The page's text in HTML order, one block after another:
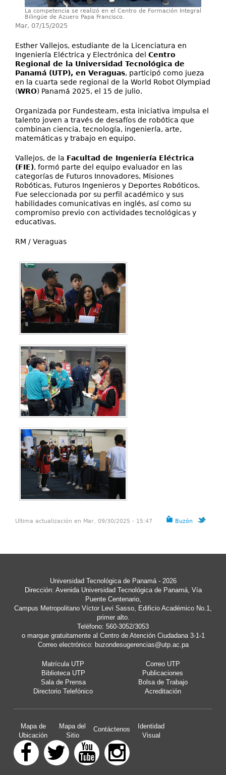
La competencia se realizó en el Centro de Formación Integral
Bilingüe de Azuero Papa Francisco.
Mar, 07/15/2025
Esther Vallejos, estudiante de la Licenciatura en
Ingeniería Eléctrica y Electrónica del Centro
Regional de la Universidad Tecnológica de
Panamá (UTP), en Veraguas, participó como jueza
en la cuarta sede regional de la World Robot Olympiad
(WRO) Panamá 2025, el 15 de julio.
Organizada por Fundesteam, esta iniciativa impulsa el
talento joven a través de desafíos de robótica que
combinan ciencia, tecnología, ingeniería, arte,
matemáticas y trabajo en equipo.
Vallejos, de la Facultad de Ingeniería Eléctrica
(FIE), formó parte del equipo evaluador en las
categorías de Futuros Innovadores, Misiones
Robóticas, Futuros Ingenieros y Deportes Robóticos.
Fue seleccionada por su perfil académico y sus
habilidades comunicativas en inglés, así como su
compromiso previo con actividades tecnológicas y
educativas.
RM / Veraguas
Buzón
Última actualización en Mar, 09/30/2025 - 15:47
Universidad Tecnológica de Panamá - 2026
Dirección: Avenida Universidad Tecnológica de Panamá, Vía
Puente Centenario,
Campus Metropolitano Víctor Levi Sasso, Edificio Académico No.1,
primer alto.
Teléfono: 560-3052/3053
o marque gratuitamente al Centro de Atención Ciudadana 3-1-1
Correo electrónico: buzondesugerencias@utp.ac.pa
Matrícula UTP
Correo UTP
Biblioteca UTP
Publicaciones
Sala de Prensa
Bolsa de Trabajo
Directorio Telefónico
Acreditación
Mapa de
Ubicación
Mapa del
Sitio
Contáctenos
Identidad
Visual